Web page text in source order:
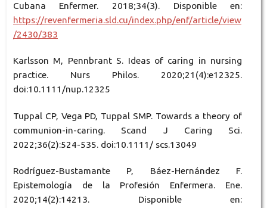
Cubana Enfermer. 2018;34(3). Disponible en:
https://revenfermeria.sld.cu/index.php/enf/article/view
/2430/383
Karlsson M, Pennbrant S. Ideas of caring in nursing
practice. Nurs Philos. 2020;21(4):e12325.
doi:10.1111/nup.12325
Tuppal CP, Vega PD, Tuppal SMP. Towards a theory of
communion-in-caring. Scand J Caring Sci.
2022;36(2):524-535. doi:10.1111/ scs.13049
Rodríguez-Bustamante P, Báez-Hernández F.
Epistemología de la Profesión Enfermera. Ene.
2020;14(2):14213. Disponible en: